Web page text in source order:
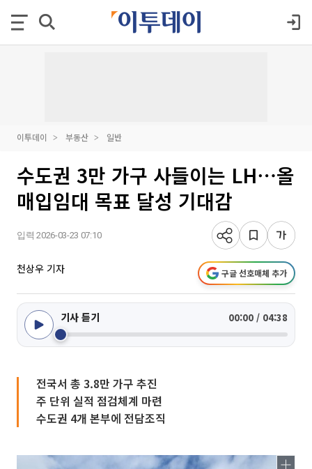
이투데이 부동산 일반
수도권 3만 가구 사들이는 LH⋯올
매입임대 목표 달성 기대감
입력 2026-03-23 07:10
천상우 기자 구글 선호매체 추가
기사 듣기 00:00 / 04:38
전국서 총 3.8만 가구 추진
주 단위 실적 점검체계 마련
수도권 4개 본부에 전담조직